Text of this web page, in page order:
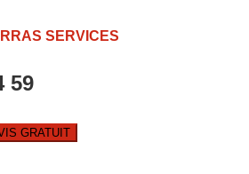
SERVICES
59
GRATUIT